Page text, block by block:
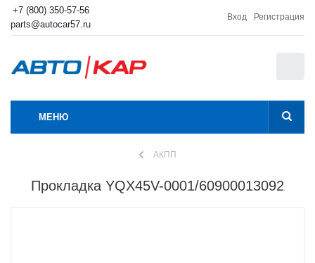
+7 (800) 350-57-56
parts@autocar57.ru
Вход Регистрация
МЕНЮ
АКПП
Прокладка YQX45V-0001/60900013092